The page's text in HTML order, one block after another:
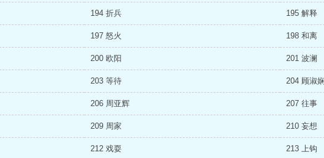
194 折兵 195 解释
197 怒火 198 和离
200 欧阳 201 波澜
203 等待 204 顾淑
206 周亚辉 207 往事
209 周家 210 妄想
212 戏耍 213 上钩